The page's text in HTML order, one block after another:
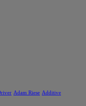
Adam Riese Additive